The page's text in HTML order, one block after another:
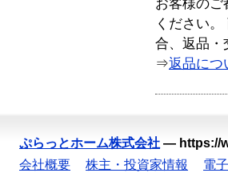
お客様のご
ください
合、返品・
⇒返品につ
ぷらっとホーム株式会社 — https://
会社概要
株主・投資家情報 電